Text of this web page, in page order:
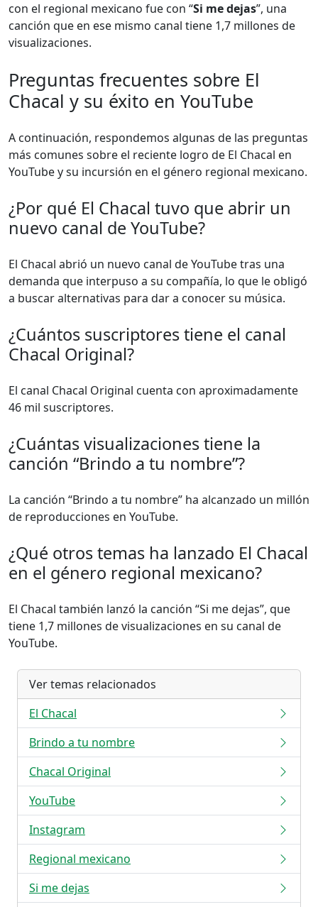
con el regional mexicano fue con “Si me dejas”, una
canción que en ese mismo canal tiene 1,7 millones de
visualizaciones.
Preguntas frecuentes sobre El
Chacal y su éxito en YouTube
A continuación, respondemos algunas de las preguntas
más comunes sobre el reciente logro de El Chacal en
YouTube y su incursión en el género regional mexicano.
¿Por qué El Chacal tuvo que abrir un
nuevo canal de YouTube?
El Chacal abrió un nuevo canal de YouTube tras una
demanda que interpuso a su compañía, lo que le obligó
a buscar alternativas para dar a conocer su música.
¿Cuántos suscriptores tiene el canal
Chacal Original?
El canal Chacal Original cuenta con aproximadamente
46 mil suscriptores.
¿Cuántas visualizaciones tiene la
canción “Brindo a tu nombre”?
La canción “Brindo a tu nombre” ha alcanzado un millón
de reproducciones en YouTube.
¿Qué otros temas ha lanzado El Chacal
en el género regional mexicano?
El Chacal también lanzó la canción “Si me dejas”, que
tiene 1,7 millones de visualizaciones en su canal de
YouTube.
Ver temas relacionados
El Chacal
Brindo a tu nombre
Chacal Original
YouTube
Instagram
Regional mexicano
Si me dejas